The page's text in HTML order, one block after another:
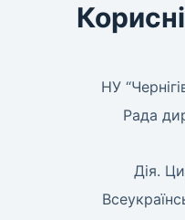
НУ
Рада
Дія.